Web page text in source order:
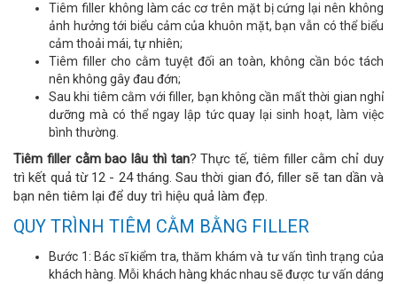
Tiêm filler không làm các cơ trên mặt bị cứng lại nên không
ảnh hưởng tới biểu cảm của khuôn mặt, bạn vẫn có thể biểu
cảm thoải mái, tự nhiên;
Tiêm filler cho cằm tuyệt đối an toàn, không cần bóc tách
nên không gây đau đớn;
Sau khi tiêm cằm với filler, bạn không cần mất thời gian nghỉ
dưỡng mà có thể ngay lập tức quay lại sinh hoạt, làm việc
bình thường.
Tiêm filler cằm bao lâu thì tan? Thực tế, tiêm filler cằm chỉ duy
trì kết quả từ 12 - 24 tháng. Sau thời gian đó, filler sẽ tan dần và
bạn nên tiêm lại để duy trì hiệu quả làm đẹp.
QUY TRÌNH TIÊM CẰM BẰNG FILLER
Bước 1: Bác sĩ kiểm tra, thăm khám và tư vấn tình trạng của
khách hàng. Mỗi khách hàng khác nhau sẽ được tư vấn dáng